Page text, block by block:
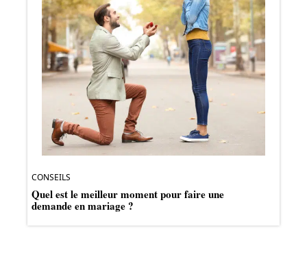
CONSEILS
Quel est le meilleur moment pour faire une
demande en mariage ?